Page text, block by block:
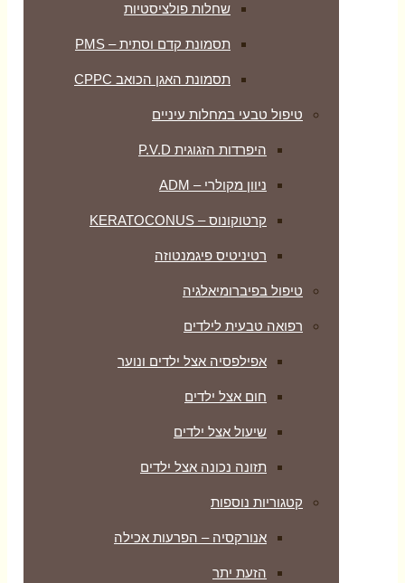
שחלות פולציסטיות
תסמונת קדם וסתית – PMS
תסמונת האגן הכואב CPPC
טיפול טבעי במחלות עיניים
היפרדות הזגוגית P.V.D
ניוון מקולרי – ADM
קרטוקונוס – KERATOCONUS
רטיניטיס פיגמנטוזה
טיפול בפיברומיאלגיה
רפואה טבעית לילדים
אפילפסיה אצל ילדים ונוער
חום אצל ילדים
שיעול אצל ילדים
תזונה נכונה אצל ילדים
קטגוריות נוספות
אנורקסיה – הפרעות אכילה
הזעת יתר